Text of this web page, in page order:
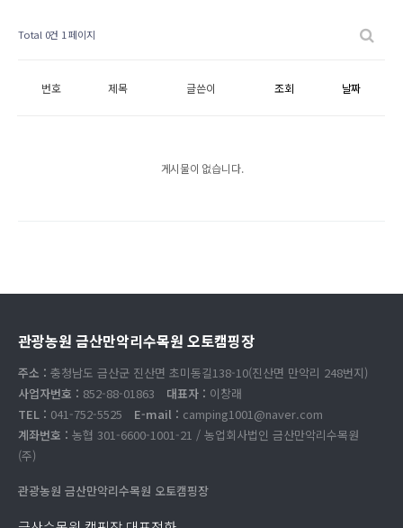
Total 0건 1 페이지
번호 제목 글쓴이 조회 날짜
게시물이 없습니다.
관광농원 금산만악리수목원 오토캠핑장
주소 : 충청남도 금산군 진산면 초미동길138-10(진산면 만악리 248번지)
사업자번호 : 852-88-01863 대표자 : 이창래
TEL : 041-752-5525 E-mail : camping1001@naver.com
계좌번호 : 농협 301-6600-1001-21 / 농업회사법인 금산만악리수목원
(주)
관광농원 금산만악리수목원 오토캠핑장